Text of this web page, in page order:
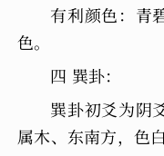
有利颜色：青
色。
四 巽卦：
巽卦初爻为阴
属木、东南方，色白